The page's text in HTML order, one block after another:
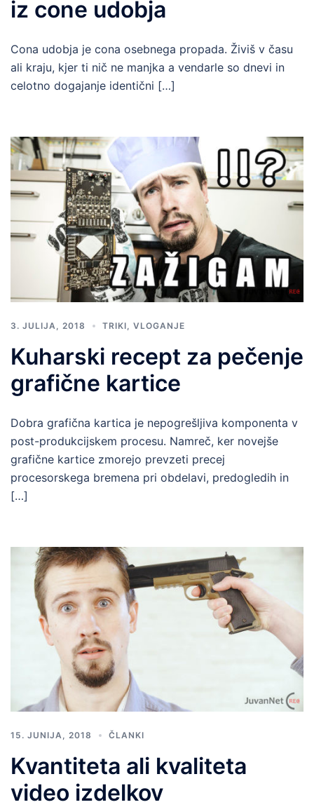
iz cone udobja
Cona udobja je cona osebnega propada. Živiš v času
ali kraju, kjer ti nič ne manjka a vendarle so dnevi in
celotno dogajanje identični […]
3. JULIJA, 2018 TRIKI VLOGANJE
Kuharski recept za pečenje
grafične kartice
Dobra grafična kartica je nepogrešljiva komponenta v
post-produkcijskem procesu. Namreč, ker novejše
grafične kartice zmorejo prevzeti precej
procesorskega bremena pri obdelavi, predogledih in
[…]
15. JUNIJA, 2018 ČLANKI
Kvantiteta ali kvaliteta
video izdelkov